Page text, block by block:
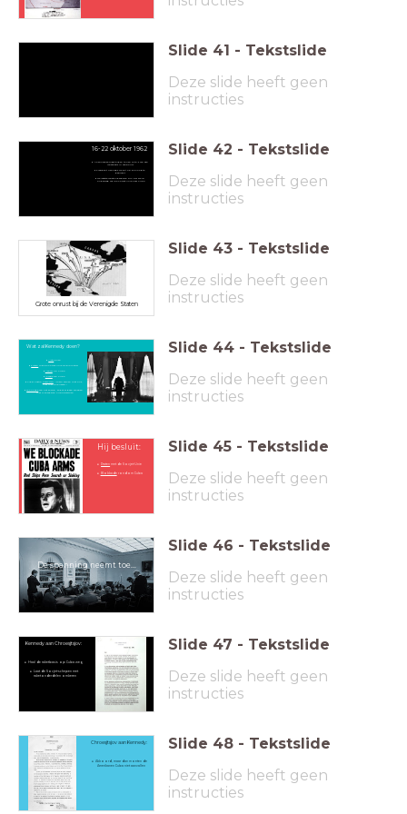
Slide 41 - Tekstslide
Deze slide heeft geen
instructies
16-22 oktober 1962
Amerikaanse vliegtuigen tonen foto's van een
raketbasis in aanbouw
President Kennedy wordt op de hoogte
gebracht
De laatste raketonderdelen zijn per schip
onderweg van de Sovjet-Unie naar Cuba
Slide 42 - Tekstslide
Deze slide heeft geen
instructies
Grote onrust bij de Verenigde Staten
Slide 43 - Tekstslide
Deze slide heeft geen
instructies
Wat zal Kennedy doen?
Niets doen
Praten met de Sovjet-Unie (diplomatie)
Aanvalop Cuba
Invasievan Cuba
Fidel Castro overhalen: "Werk samen met ons,
niet met de Russen."
Blokkadevan het eiland, zodat er geen schepen
met onderdelen Cuba bereiken
Slide 44 - Tekstslide
Deze slide heeft geen
instructies
Hij besluit:
Praten met de Sovjet-Unie
Blokkaderondom Cuba
Slide 45 - Tekstslide
Deze slide heeft geen
instructies
De spanning neemt toe...
Slide 46 - Tekstslide
Deze slide heeft geen
instructies
Kennedy aan Chroesjtsjov:
Haal de raketbasis op Cuba weg
Laat de Sovjet-schepen met
raketonderdelen omkeren
Slide 47 - Tekstslide
Deze slide heeft geen
instructies
Chroesjtsjov aanKennedy:
Akkoord, maar dan moeten de
Amerikanen Cuba niet aanvallen
Slide 48 - Tekstslide
Deze slide heeft geen
instructies